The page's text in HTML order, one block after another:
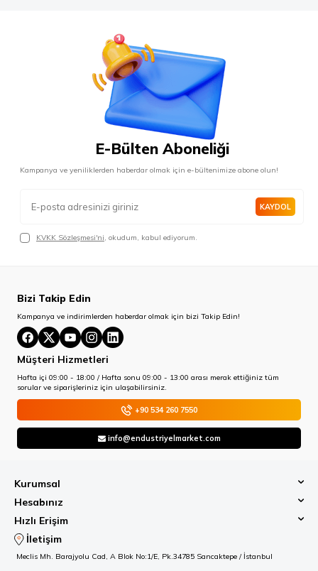
E-Bülten Aboneliği
Kampanya ve yeniliklerden haberdar olmak için e-bültenimize abone olun!
KAYDOL
KVKK Sözleşmesi'ni , okudum, kabul ediyorum.
Bizi Takip Edin
Kampanya ve indirimlerden haberdar olmak için bizi Takip Edin!
Müşteri Hizmetleri
Hafta içi 09:00 - 18:00 / Hafta sonu 09:00 - 13:00 arası merak ettiğiniz tüm
sorular ve siparişleriniz için ulaşabilirsiniz.
+90 534 260 7550
info@endustriyelmarket.com
Kurumsal
Hesabınız
Hızlı Erişim
İletişim
Meclis Mh. Barajyolu Cad, A Blok No:1/E, Pk.34785 Sancaktepe / İstanbul